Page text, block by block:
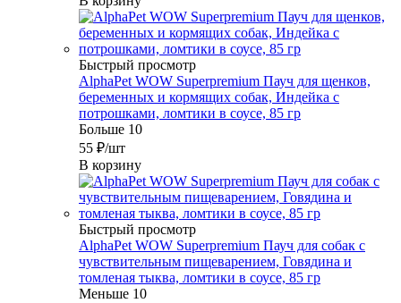
Быстрый просмотр
AlphaPet WOW Superpremium Пауч для щенков,
беременных и кормящих собак, Индейка с
потрошками, ломтики в соусе, 85 гр
Больше 10
55 ₽/шт
В корзину
Быстрый просмотр
AlphaPet WOW Superpremium Пауч для собак с
чувствительным пищеварением, Говядина и
томленая тыква, ломтики в соусе, 85 гр
Меньше 10